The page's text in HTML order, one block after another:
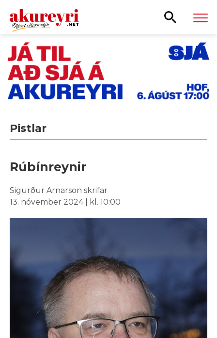
Leita
Pistlar
Rúbínreynir
Sigurður Arnarson skrifar
13. nóvember 2024 | kl. 10:00